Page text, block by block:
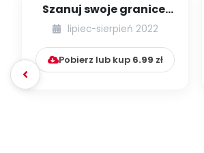
Szanuj swoje granice.
Szanuj granice innych.
Granice os...
lipiec-sierpień 2022
Pobierz lub kup 6.99 zł